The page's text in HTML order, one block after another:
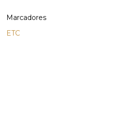
Marcadores
ETC